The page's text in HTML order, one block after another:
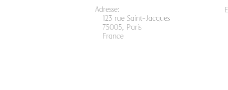
123 rue Saint-Jacques
75005, Paris
France